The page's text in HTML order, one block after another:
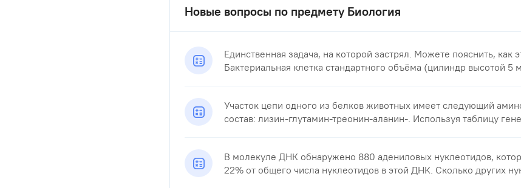
Новые вопросы по предмету Биология
Единственная задача, на которой застрял. Можете пояснить, как
Бактериальная клетка стандартного объёма (цилиндр высотой 5
Участок цепи одного из белков животных имеет следующий
состав: лизин-глутамин-треонин-аланин-. Используя таблицу
В молекуле ДНК обнаружено 880 адениловых нуклеотидов,
22% от общего числа нуклеотидов в этой ДНК. Сколько других